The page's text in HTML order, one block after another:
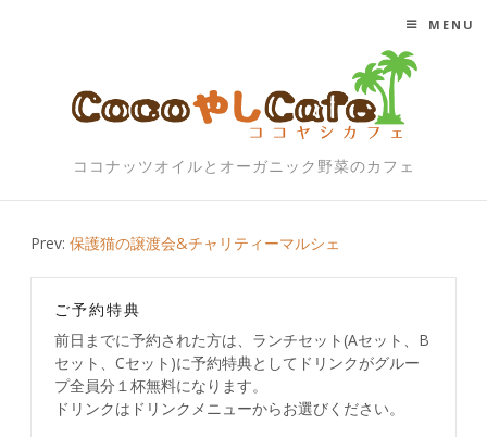
ココナッツオイルとオーガニック野菜のカフェ
MENU
Post
navigation
Prev: 保護猫の譲渡会&チャリティーマルシェ
ご予約特典
前日までに予約された方は、ランチセット(Aセット、B
セット、Cセット)に予約特典としてドリンクがグルー
プ全員分１杯無料になります。
ドリンクはドリンクメニューからお選びください。